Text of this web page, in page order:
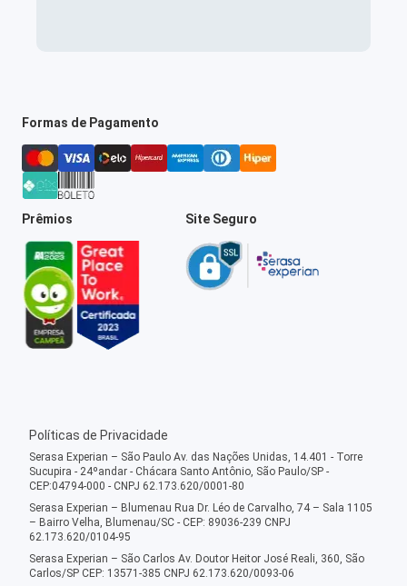
Formas de Pagamento
Prêmios Site Seguro
Políticas de Privacidade
Serasa Experian – São Paulo Av. das Nações Unidas, 14.401 - Torre
Sucupira - 24ºandar - Chácara Santo Antônio, São Paulo/SP -
CEP:04794-000 - CNPJ 62.173.620/0001-80
Serasa Experian – Blumenau Rua Dr. Léo de Carvalho, 74 – Sala 1105
– Bairro Velha, Blumenau/SC - CEP: 89036-239 CNPJ
62.173.620/0104-95
Serasa Experian – São Carlos Av. Doutor Heitor José Reali, 360, São
Carlos/SP CEP: 13571-385 CNPJ 62.173.620/0093-06